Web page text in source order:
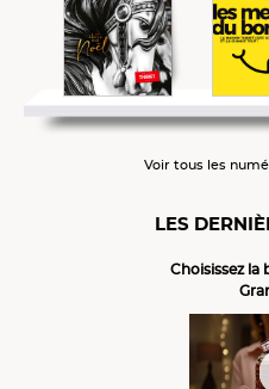
Voir tous les
LES
Choisissez la